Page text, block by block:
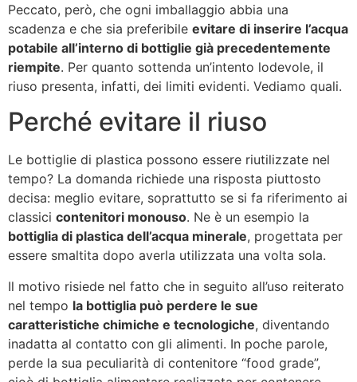
Peccato, però, che ogni imballaggio abbia una
scadenza e che sia preferibile evitare di inserire l’acqua
potabile all’interno di bottiglie già precedentemente
riempite. Per quanto sottenda un’intento lodevole, il
riuso presenta, infatti, dei limiti evidenti. Vediamo quali.
Perché evitare il riuso
Le bottiglie di plastica possono essere riutilizzate nel
tempo? La domanda richiede una risposta piuttosto
decisa: meglio evitare, soprattutto se si fa riferimento ai
classici contenitori monouso. Ne è un esempio la
bottiglia di plastica dell’acqua minerale, progettata per
essere smaltita dopo averla utilizzata una volta sola.
Il motivo risiede nel fatto che in seguito all’uso reiterato
nel tempo la bottiglia può perdere le sue
caratteristiche chimiche e tecnologiche, diventando
inadatta al contatto con gli alimenti. In poche parole,
perde la sua peculiarità di contenitore “food grade”,